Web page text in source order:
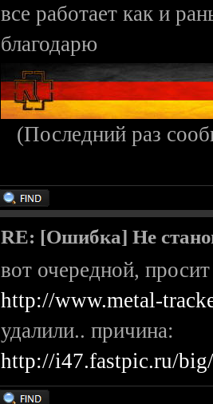
все работает как и
благодарю
(Последний раз
RE: [Ошибка] Не
вот очередной,
http://www.metal-
удалили.. причина:
http://i47.fastpic.ru/